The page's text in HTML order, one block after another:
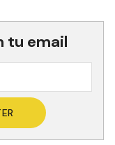
tu email